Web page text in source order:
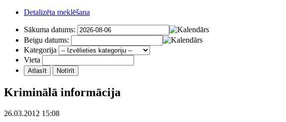
Detalizēta meklēšana
Sākuma datums:
Beigu datums:
Kategorija
Vieta
Kriminālā informācija
26.03.2012 15:08